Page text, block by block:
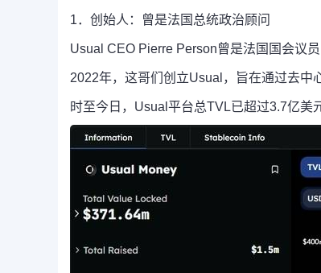
1． 创始人：曾是法国总统政治顾问
Usual CEO Pierre Person曾是法国国会议
2022年，这哥们创立Usual，旨在通过去中
时至今日，Usual平台总TVL已超过3.7亿美